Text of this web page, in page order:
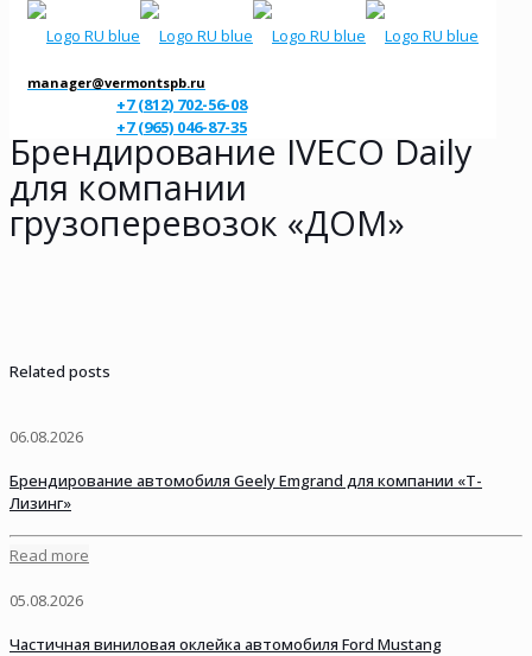
manager@vermontspb.ru
+7 (812) 702-56-08
+7 (965) 046-87-35
Брендирование IVECO Daily
для компании
грузоперевозок «ДОМ»
Related posts
06.08.2026
Брендирование автомобиля Geely Emgrand для компании «Т-
Лизинг»
Read more
05.08.2026
Частичная виниловая оклейка автомобиля Ford Mustang